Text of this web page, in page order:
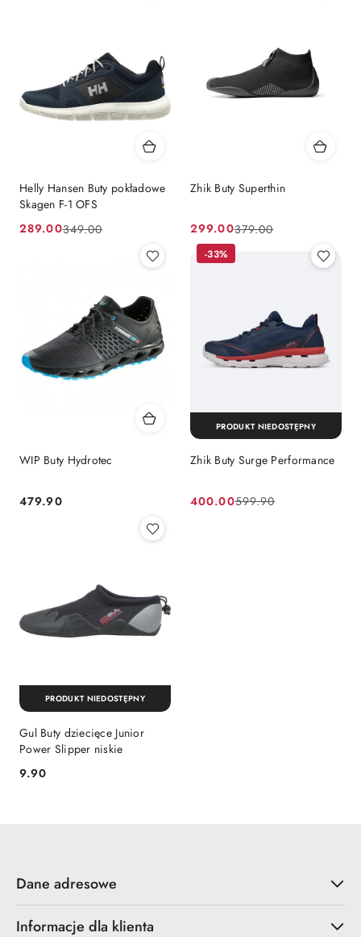
Helly Hansen Buty pokładowe
Skagen F-1 OFS
Cena
289.00
Cena
349.00
Zhik Buty Superthin
Cena
promocyjna:
299.00
Cena
przed
379.00
WIP Buty Hydrotec
Cena:
479.90
Zhik Buty Surge Performance
Cena
400.00
Cena
599.90
-33%
PRODUKT NIEDOSTĘPNY
Gul Buty dziecięce Junior
Power Slipper niskie
Cena:
9.90
PRODUKT NIEDOSTĘPNY
Dane adresowe
Informacje dla klienta